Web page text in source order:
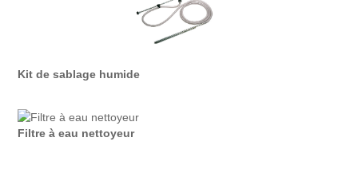
Kit de sablage humide
Filtre à eau nettoyeur